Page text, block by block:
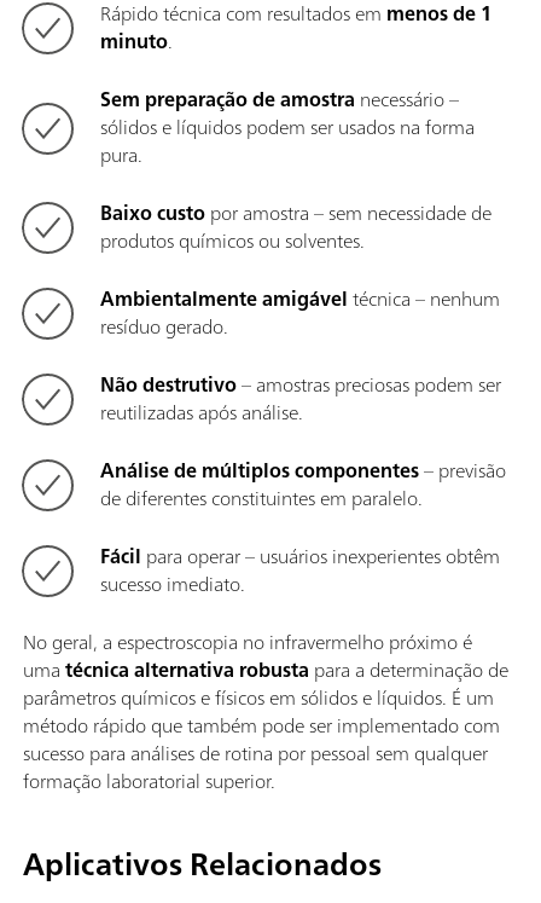
Rápido técnica com resultados em menos de 1
minuto.
Sem preparação de amostra necessário –
sólidos e líquidos podem ser usados na forma
pura.
Baixo custopor amostra – sem necessidade de
produtos químicos ou solventes.
Ambientalmente amigáveltécnica – nenhum
resíduo gerado.
Não destrutivo– amostras preciosas podem ser
reutilizadas após análise.
Análise de múltiplos componentes– previsão
de diferentes constituintes em paralelo.
Fácil para operar – usuários inexperientes obtêm
sucesso imediato.
No geral, a espectroscopia no infravermelho próximo é
umatécnica alternativa robusta para a determinação de
parâmetros químicos e físicos em sólidos e líquidos. É um
método rápido que também pode ser implementado com
sucesso para análises de rotina por pessoal sem qualquer
formação laboratorial superior.
Aplicativos Relacionados